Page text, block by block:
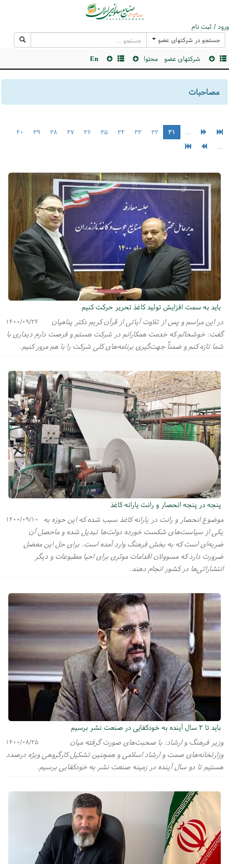
ورود / ثبت نام
جستجو در شرکتهای عضو
شرکتهای عضو محتوا En
مصاحبات
... ۳۱ ۳۲ ۳۳ ۳۴ ۳۵ ۳۶ ۳۷ ۳۸ ۳۹
۴۰
...
باید به سمت افزایش تولید کاغذ تحریر حرکت کنیم
۱۴۰۰/۰۹/۲۴
در این مراسم و پس از تلاوت آیاتی از قرآن کریم دکتر پناهیان
گفت: خوشحالم که خدمت همکارانم در شرکت هستم و فرصت دارم دیداری با
شما تازه کنم و ضمناً جهت‌گیری برنامه‌های کلی شرکت را با هم مرور کنیم.
پنجه در پنجه انحصار و رانت یارانه کاغذ
۱۴۰۰/۰۹/۱۰
موضوع انحصار و رانت در یارانه کاغذ سبب شده که این حوزه به
یکی از سیاست‌های شکست خورده دولت‌ها تبدیل شده و ماحصل آن
ضربه‌ای است که به بخش فرهنگ وارد آمده است. برای حل این معضل
ضرورت دارد که مسوولان اقدامات موثری برای احیا مطبوعات و دیگر
انتشاراتی‌ها در کشور انجام دهند.
باید تا ۲ سال آینده به خودکفایی در صنعت نشر برسیم
۱۴۰۰/۰۸/۲۵
وزیر فرهنگ و ارشاد: با صحبت‌های صورت گرفته میان
وزارتخانه‌های صمت و ارشاد اسلامی و همچنین تشکیل کارگروهی ویژه درصدد
هستیم تا دو سال آینده در زمینه صنعت نشر به خودکفایی برسیم.